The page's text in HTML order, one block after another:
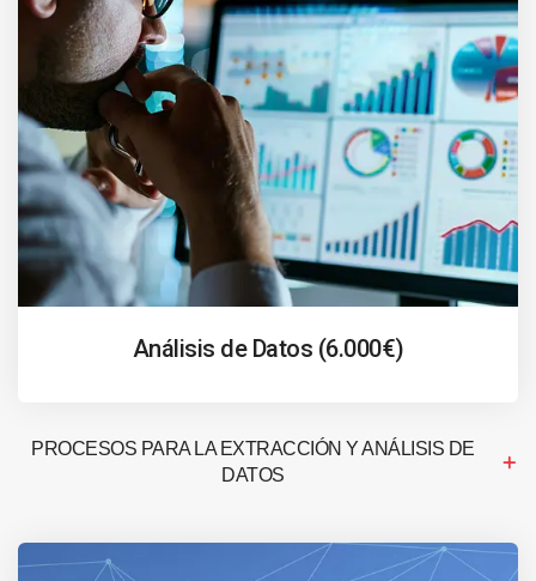
Análisis de Datos (6.000€)
PROCESOS PARA LA EXTRACCIÓN Y ANÁLISIS DE
DATOS